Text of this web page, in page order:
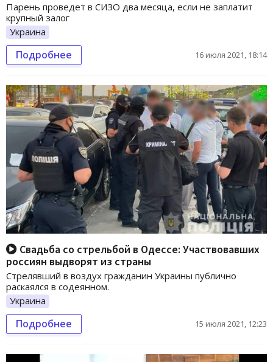
Парень проведет в СИЗО два месяца, если не заплатит
крупный залог
Украина
Подробнее 16 июля 2021, 18:14
Свадьба со стрельбой в Одессе: Участвовавших
россиян выдворят из страны
Стрелявший в воздух гражданин Украины публично
раскаялся в содеянном.
Украина
Подробнее 15 июля 2021, 12:23